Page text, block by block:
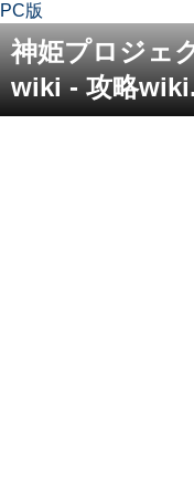
PC版
神姫プロジェ
wiki - 攻略